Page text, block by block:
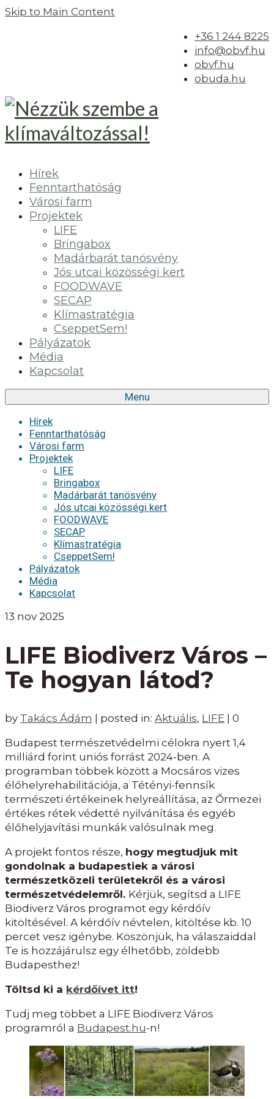
Skip to Main Content
+36 1 244 8225
info@obvf.hu
obvf.hu
obuda.hu
Hírek
Fenntarthatóság
Városi farm
Projektek
LIFE
Bringabox
Madárbarát tanösvény
Jós utcai közösségi kert
FOODWAVE
SECAP
Klímastratégia
CseppetSem!
Pályázatok
Média
Kapcsolat
Menu
Hírek
Fenntarthatóság
Városi farm
Projektek
LIFE
Bringabox
Madárbarát tanösvény
Jós utcai közösségi kert
FOODWAVE
SECAP
Klímastratégia
CseppetSem!
Pályázatok
Média
Kapcsolat
13 nov 2025
LIFE Biodiverz Város –
Te hogyan látod?
by Takács Ádám posted in: Aktuális, LIFE
0
Budapest természetvédelmi célokra nyert 1,4
milliárd forint uniós forrást 2024-ben. A
programban többek között a Mocsáros vizes
élőhelyrehabilitációja, a Tétényi-fennsík
természeti értékeinek helyreállítása, az Őrmezei
értékes rétek védetté nyilvánítása és egyéb
élőhelyjavítási munkák valósulnak meg.
A projekt fontos része, hogy megtudjuk mit
gondolnak a budapestiek a városi
természetközeli területekről és a városi
természetvédelemről. Kérjük, segítsd a LIFE
Biodiverz Város programot egy kérdőív
kitöltésével. A kérdőív névtelen, kitöltése kb. 10
percet vesz igénybe. Köszönjük, ha válaszaiddal
Te is hozzájárulsz egy élhetőbb, zöldebb
Budapesthez!
Töltsd ki a kérdőívet itt!
Tudj meg többet a LIFE Biodiverz Város
programról a Budapest.hu-n!